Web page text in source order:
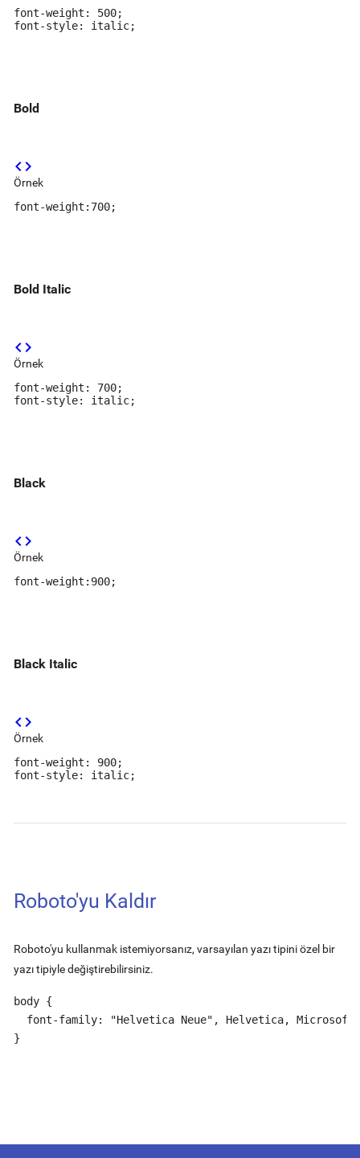
font-weight: 500;
font-style: italic;
Bold
code
Örnek
font-weight:700;
Bold Italic
code
Örnek
font-weight: 700;
font-style: italic;
Black
code
Örnek
font-weight:900;
Black Italic
code
Örnek
font-weight: 900;
font-style: italic;
Roboto'yu Kaldır
Roboto'yu kullanmak istemiyorsanız, varsayılan yazı tipini özel bir
yazı tipiyle değiştirebilirsiniz.
body {
font-family: "Helvetica Neue", Helvetica, Microsoft
}